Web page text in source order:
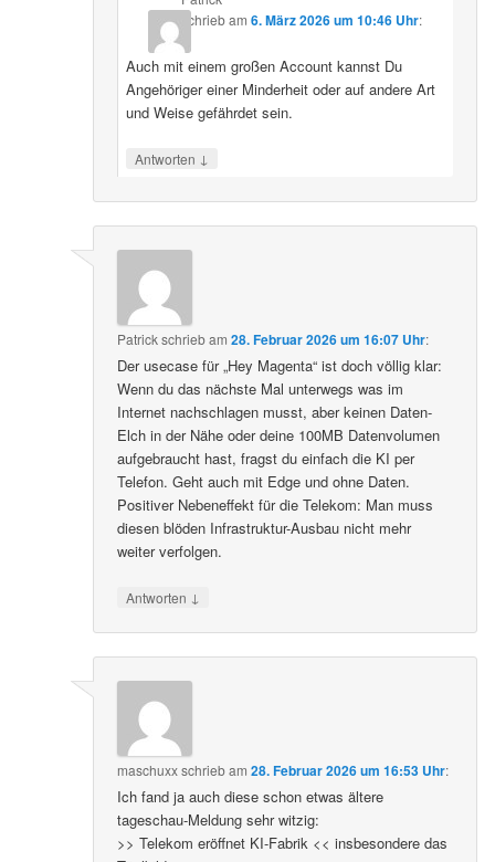
schriebam 6. März 2026 um 10:46 Uhr:
Auch mit einem großen Account kannst Du
Angehöriger einer Minderheit oder auf andere Art
und Weise gefährdet sein.
Antworten ↓
Patrickschriebam28. Februar 2026 um 16:07 Uhr:
Der usecase für „Hey Magenta“ ist doch völlig klar:
Wenn du das nächste Mal unterwegs was im
Internet nachschlagen musst, aber keinen Daten-
Elch in der Nähe oder deine 100MB Datenvolumen
aufgebraucht hast, fragst du einfach die KI per
Telefon. Geht auch mit Edge und ohne Daten.
Positiver Nebeneffekt für die Telekom: Man muss
diesen blöden Infrastruktur-Ausbau nicht mehr
weiter verfolgen.
Antworten ↓
maschuxxschriebam28. Februar 2026 um 16:53 Uhr:
Ich fand ja auch diese schon etwas ältere
tageschau-Meldung sehr witzig:
>> Telekom eröffnet KI-Fabrik << insbesondere das